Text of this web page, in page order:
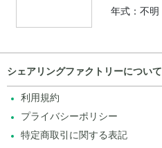
年式：不明
シェアリングファクトリーについて
利用規約
プライバシーポリシー
特定商取引に関する表記